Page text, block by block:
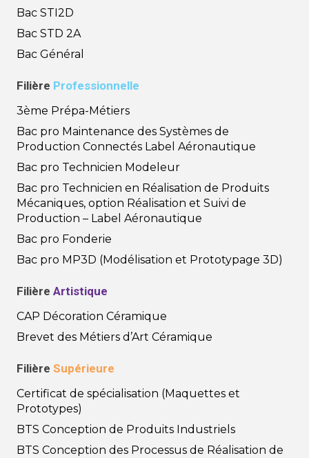
Bac STI2D
Bac STD 2A
Bac Général
Filière Professionnelle
3ème Prépa-Métiers
Bac pro Maintenance des Systèmes de
Production Connectés Label Aéronautique
Bac pro Technicien Modeleur
Bac pro Technicien en Réalisation de Produits
Mécaniques, option Réalisation et Suivi de
Production – Label Aéronautique
Bac pro Fonderie
Bac pro MP3D (Modélisation et Prototypage 3D)
Filière Artistique
CAP Décoration Céramique
Brevet des Métiers d’Art Céramique
Filière Supérieure
Certificat de spécialisation (Maquettes et
Prototypes)
BTS Conception de Produits Industriels
BTS Conception des Processus de Réalisation de